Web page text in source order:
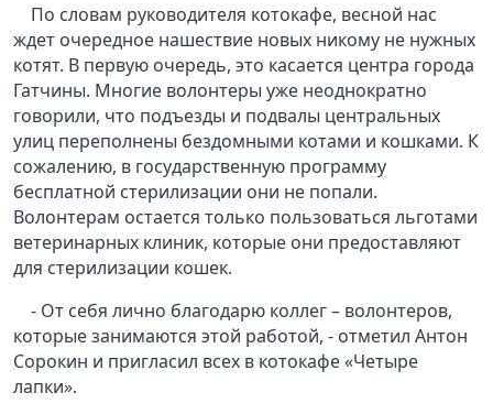
По словам руководителя котокафе, весной нас
ждет очередное нашествие новых никому не нужных
котят. В первую очередь, это касается центра города
Гатчины. Многие волонтеры уже неоднократно
говорили, что подъезды и подвалы центральных
улиц переполнены бездомными котами и кошками. К
сожалению, в государственную программу
бесплатной стерилизации они не попали.
Волонтерам остается только пользоваться льготами
ветеринарных клиник, которые они предоставляют
для стерилизации кошек.
- От себя лично благодарю коллег – волонтеров,
которые занимаются этой работой, - отметил Антон
Сорокин и пригласил всех в котокафе «Четыре
лапки».